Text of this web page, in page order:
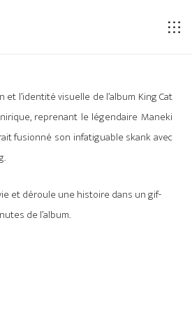
et l’identité visuelle de l’album King Cat
reprenant le légendaire Maneki
fusionné son infatiguable skank avec
et déroule une histoire dans un gif-
de l’album.